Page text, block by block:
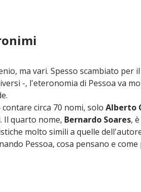
ma vari. Spesso scambiato per
-, l'eteronomia di Pessoa va
circa 70 nomi, solo Alberto
Il quarto nome, Bernardo Soares,
molto simili a quelle
Pessoa, cosa pensano e